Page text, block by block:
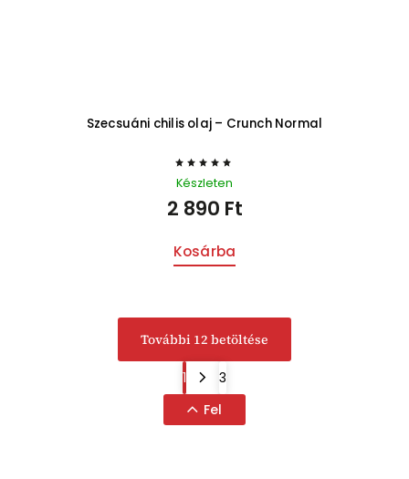
Szecsuáni chilis olaj – Crunch Normal
Készleten
2 890 Ft
Kosárba
További 12 betöltése
1
3
Fel